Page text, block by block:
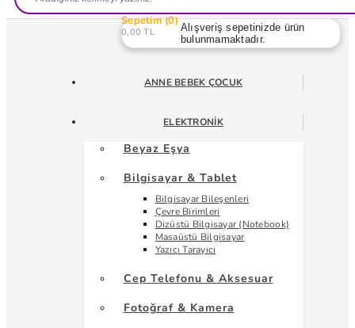
Sepetim 0
0,00 TL
Alışveriş sepetinizde ürün
bulunmamaktadır.
ANNE BEBEK ÇOCUK
ELEKTRONIK
Beyaz Eşya
Bilgisayar & Tablet
Bilgisayar Bileşenleri
Çevre Birimleri
Dizüstü Bilgisayar (Notebook)
Masaüstü Bilgisayar
Yazıcı Tarayıcı
Cep Telefonu & Aksesuar
Fotoğraf & Kamera